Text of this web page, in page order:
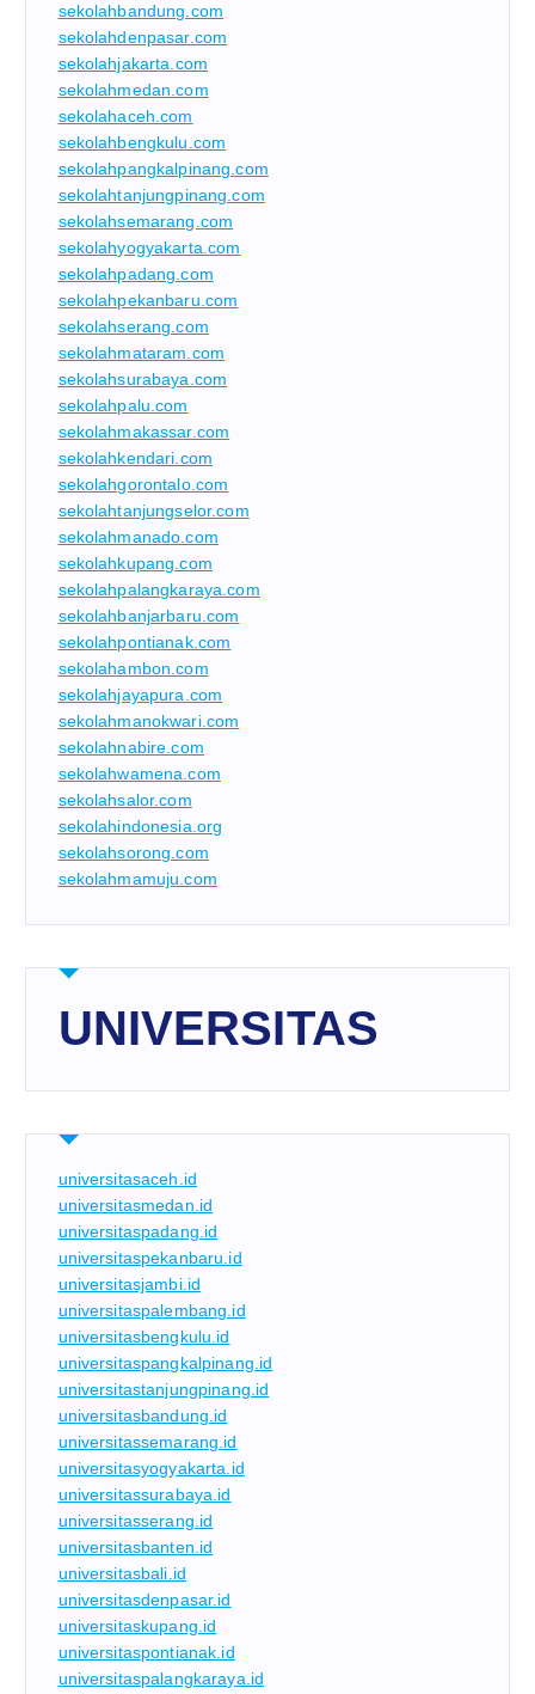
sekolahbandung.com
sekolahdenpasar.com
sekolahjakarta.com
sekolahmedan.com
sekolahaceh.com
sekolahbengkulu.com
sekolahpangkalpinang.com
sekolahtanjungpinang.com
sekolahsemarang.com
sekolahyogyakarta.com
sekolahpadang.com
sekolahpekanbaru.com
sekolahserang.com
sekolahmataram.com
sekolahsurabaya.com
sekolahpalu.com
sekolahmakassar.com
sekolahkendari.com
sekolahgorontalo.com
sekolahtanjungselor.com
sekolahmanado.com
sekolahkupang.com
sekolahpalangkaraya.com
sekolahbanjarbaru.com
sekolahpontianak.com
sekolahambon.com
sekolahjayapura.com
sekolahmanokwari.com
sekolahnabire.com
sekolahwamena.com
sekolahsalor.com
sekolahindonesia.org
sekolahsorong.com
sekolahmamuju.com
UNIVERSITAS
universitasaceh.id
universitasmedan.id
universitaspadang.id
universitaspekanbaru.id
universitasjambi.id
universitaspalembang.id
universitasbengkulu.id
universitaspangkalpinang.id
universitastanjungpinang.id
universitasbandung.id
universitassemarang.id
universitasyogyakarta.id
universitassurabaya.id
universitasserang.id
universitasbanten.id
universitasbali.id
universitasdenpasar.id
universitaskupang.id
universitaspontianak.id
universitaspalangkaraya.id